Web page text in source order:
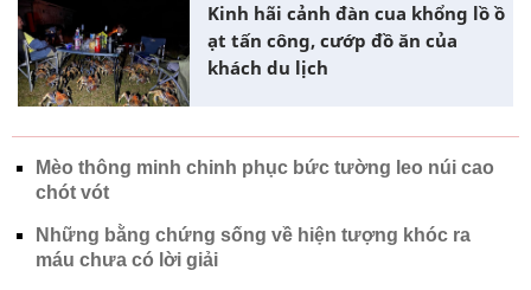
Kinh hãi cảnh đàn cua khổng lồ ồ
ạt tấn công, cướp đồ ăn của
khách du lịch
Mèo thông minh chinh phục bức tường leo núi cao
chót vót
Những bằng chứng sống về hiện tượng khóc ra
máu chưa có lời giải